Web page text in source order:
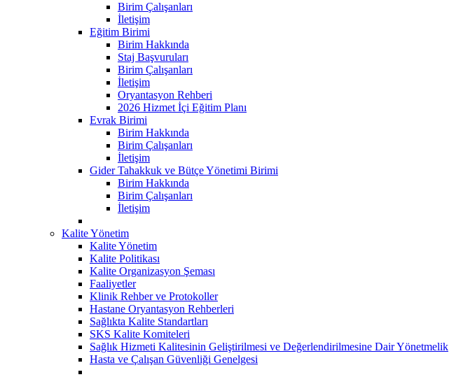
Birim Çalışanları
İletişim
Eğitim Birimi
Birim Hakkında
Staj Başvuruları
Birim Çalışanları
İletişim
Oryantasyon Rehberi
2026 Hizmet İçi Eğitim Planı
Evrak Birimi
Birim Hakkında
Birim Çalışanları
İletişim
Gider Tahakkuk ve Bütçe Yönetimi Birimi
Birim Hakkında
Birim Çalışanları
İletişim
Kalite Yönetim
Kalite Yönetim
Kalite Politikası
Kalite Organizasyon Şeması
Faaliyetler
Klinik Rehber ve Protokoller
Hastane Oryantasyon Rehberleri
Sağlıkta Kalite Standartları
SKS Kalite Komiteleri
Sağlık Hizmeti Kalitesinin Geliştirilmesi ve Değerlendirilmesine Dair Yönetmelik
Hasta ve Çalışan Güvenliği Genelgesi